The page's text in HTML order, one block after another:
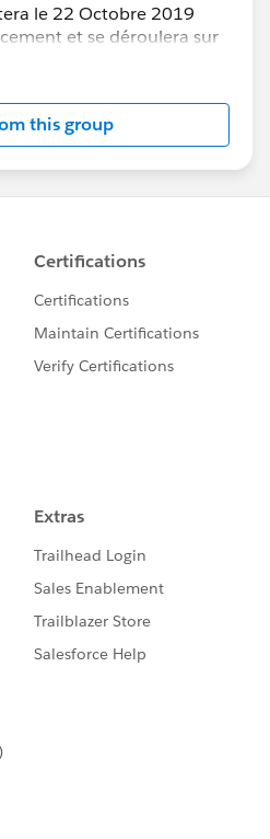
le 22 Octobre 2019
et se déroulera sur
Salesforce interviendra
virtuel, à hauteur de
des échanges
webinaires,
et office hours dédiés
enregistrements seront
cette communauté.
vos questions dans
this group